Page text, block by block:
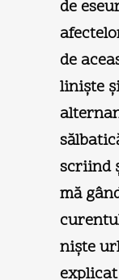
de
de
linişte
scriind
mă
nişte